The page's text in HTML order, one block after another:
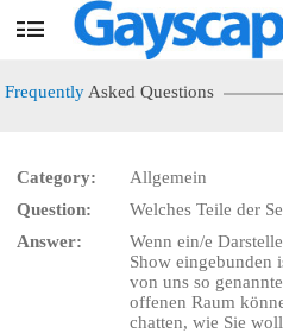
User
Frequently Asked Questions
Category:
Allgemein
Question:
Welches Teile der
Answer:
Wenn ein/e
Show eingebunden
von uns so
offenen Raum
chatten, wie Sie
LIMITED